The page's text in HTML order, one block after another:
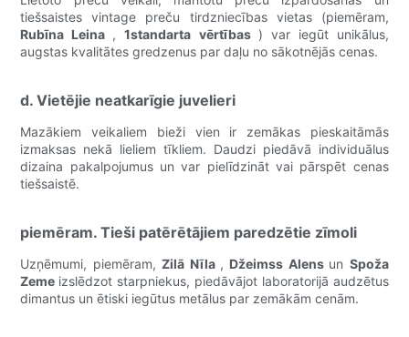
tiešsaistes vintage preču tirdzniecības vietas (piemēram,
Rubīna Leina ,1standarta vērtības ) var iegūt unikālus,
augstas kvalitātes gredzenus par daļu no sākotnējās cenas.
d. Vietējie neatkarīgie juvelieri
Mazākiem veikaliem bieži vien ir zemākas pieskaitāmās
izmaksas nekā lieliem tīkliem. Daudzi piedāvā individuālus
dizaina pakalpojumus un var pielīdzināt vai pārspēt cenas
tiešsaistē.
piemēram. Tieši patērētājiem paredzētie zīmoli
Uzņēmumi, piemēram,Zilā Nīla , Džeimss Alens un Spoža
Zeme izslēdzot starpniekus, piedāvājot laboratorijā audzētus
dimantus un ētiski iegūtus metālus par zemākām cenām.